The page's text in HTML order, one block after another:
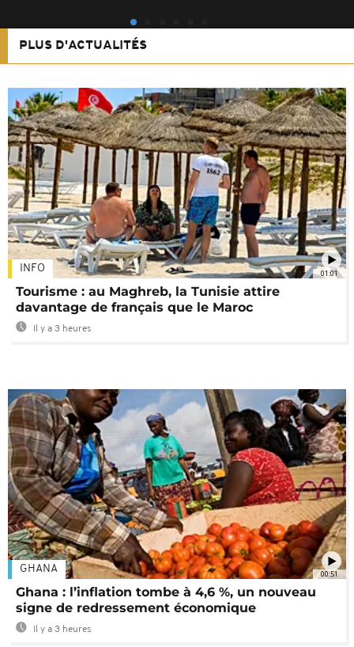
PLUS D'ACTUALITÉS
01:01
INFO
Tourisme : au Maghreb, la Tunisie attire
davantage de français que le Maroc
Il y a 3 heures
00:51
GHANA
Ghana : l’inflation tombe à 4,6 %, un nouveau
signe de redressement économique
Il y a 3 heures